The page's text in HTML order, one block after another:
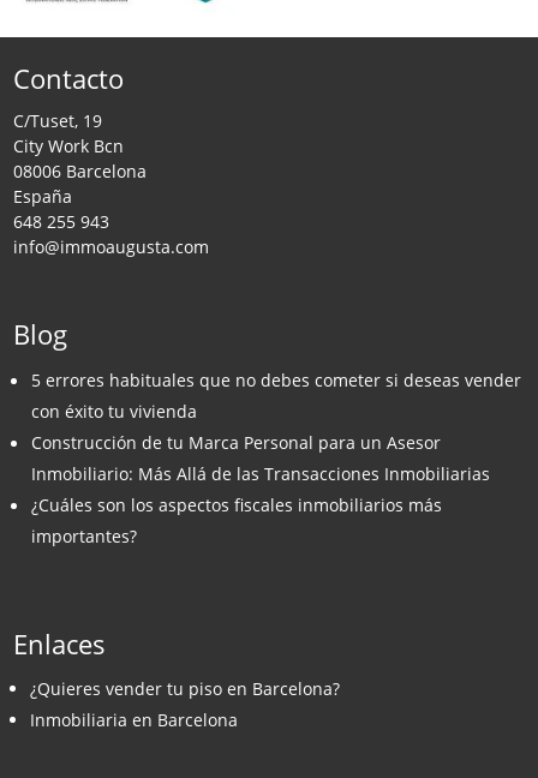
Contacto
C/Tuset, 19
City Work Bcn
08006 Barcelona
España
648 255 943
info@immoaugusta.com
Blog
5 errores habituales que no debes cometer si deseas vender
con éxito tu vivienda
Construcción de tu Marca Personal para un Asesor
Inmobiliario: Más Allá de las Transacciones Inmobiliarias
¿Cuáles son los aspectos fiscales inmobiliarios más
importantes?
Enlaces
¿Quieres vender tu piso en Barcelona?
Inmobiliaria en Barcelona